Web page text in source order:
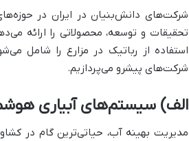
شرکت‌های دانش‌بنیان در ایران در
تحقیقات و توسعه، محصولاتی را ارائه
استفاده از رباتیک در مزارع را شامل
شرکت‌های پیشرو می‌پردازیم.
الف) سیستم‌های آبیاری
مدیریت بهینه آب، حیاتی‌ترین گام در